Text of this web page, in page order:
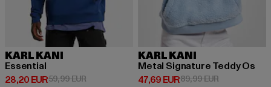
KARL KANI
Essential
28,20 EUR
Derzeitiger Preis: 28,20 EUR
59,99 EURAktionspreis: 59,99 EUR
KARL KANI
Metal Signature Teddy Os
47,69 EUR
Derzeitiger Preis: 47,69 EUR
89,99 EURAktionspreis: